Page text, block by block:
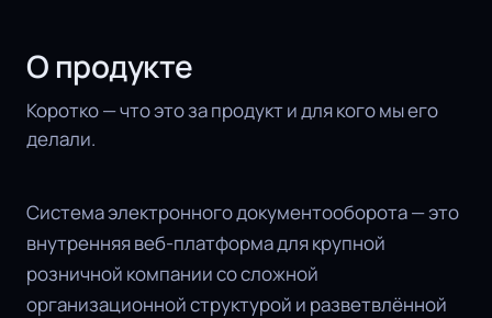
О продукте
Коротко — что это за продукт и для кого мы его
делали.
Система электронного документооборота — это
внутренняя веб-платформа для крупной
розничной компании со сложной
организационной структурой и разветвлённой